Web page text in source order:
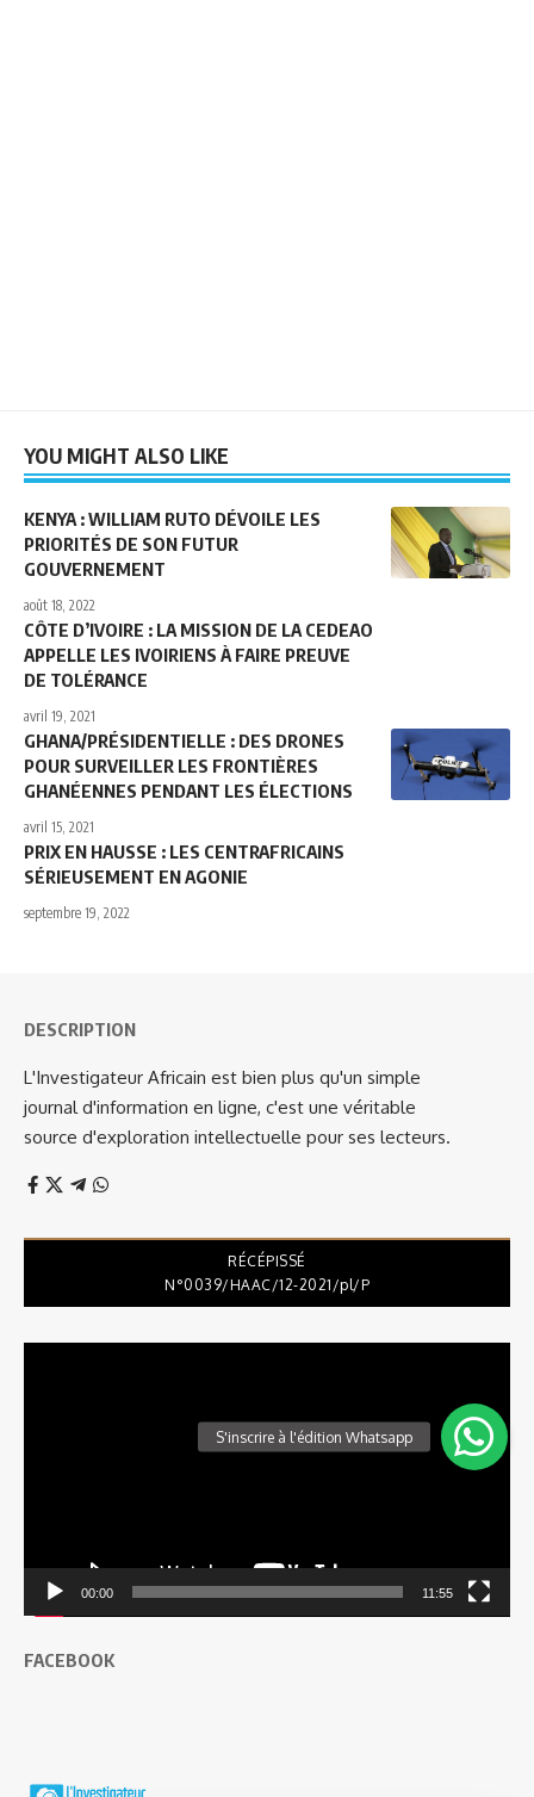
YOU MIGHT ALSO LIKE
KENYA : WILLIAM RUTO DÉVOILE LES
PRIORITÉS DE SON FUTUR
GOUVERNEMENT
août 18, 2022
CÔTE D’IVOIRE : LA MISSION DE LA CEDEAO
APPELLE LES IVOIRIENS À FAIRE PREUVE
DE TOLÉRANCE
avril 19, 2021
GHANA/PRÉSIDENTIELLE : DES DRONES
POUR SURVEILLER LES FRONTIÈRES
GHANÉENNES PENDANT LES ÉLECTIONS
avril 15, 2021
PRIX EN HAUSSE : LES CENTRAFRICAINS
SÉRIEUSEMENT EN AGONIE
septembre 19, 2022
DESCRIPTION
L'Investigateur Africain est bien plus qu'un simple
journal d'information en ligne, c'est une véritable
source d'exploration intellectuelle pour ses lecteurs.
RÉCÉPISSÉ
N°0039/HAAC/12-2021/pl/P
00:00 11:55
FACEBOOK